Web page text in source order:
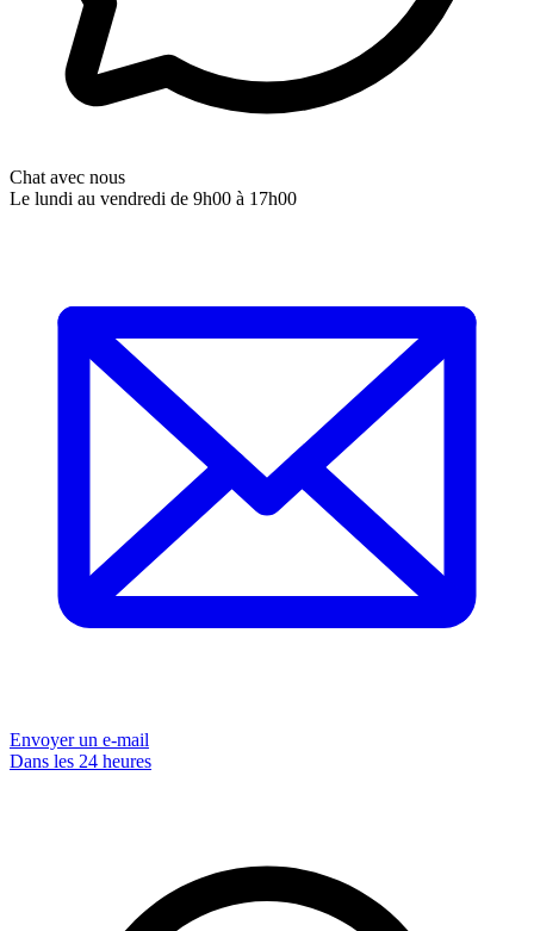
Chat avec nous
Le lundi au vendredi de 9h00 à 17h00
Envoyer un e-mail
Dans les 24 heures